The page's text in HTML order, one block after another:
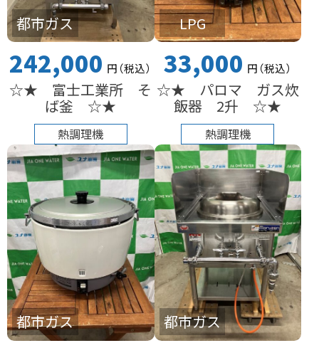
都市ガス
242,000 円（税込）
☆★ 富士工業所 そ
ば釜 ☆★
熱調理機
LPG
33,000 円（税込）
☆★ パロマ ガス炊
飯器 2升 ☆★
熱調理機
都市ガス 都市ガス